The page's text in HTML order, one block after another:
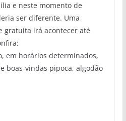
e neste momento de
ser diferente. Uma
gratuita irá acontecer até
em horários determinados,
boas-vindas pipoca, algodão